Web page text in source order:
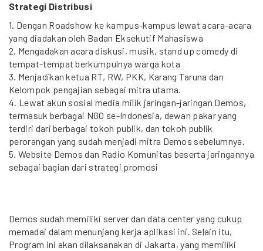
Strategi Distribusi
1. Dengan Roadshow ke kampus-kampus lewat acara-acara
yang diadakan oleh Badan Eksekutif Mahasiswa
2. Mengadakan acara diskusi, musik, stand up comedy di
tempat-tempat berkumpulnya warga kota
3. Menjadikan ketua RT, RW, PKK, Karang Taruna dan
Kelompok pengajian sebagai mitra utama.
4. Lewat akun sosial media milik jaringan-jaringan Demos,
termasuk berbagai NGO se-Indonesia, dewan pakar yang
terdiri dari berbagai tokoh publik, dan tokoh publik
perorangan yang sudah menjadi mitra Demos sebelumnya.
5. Website Demos dan Radio Komunitas beserta jaringannya
sebagai bagian dari strategi promosi
Demos sudah memiliki server dan data center yang cukup
memadai dalam menunjang kerja aplikasi ini. Selain itu,
Program ini akan dilaksanakan di Jakarta, yang memiliki